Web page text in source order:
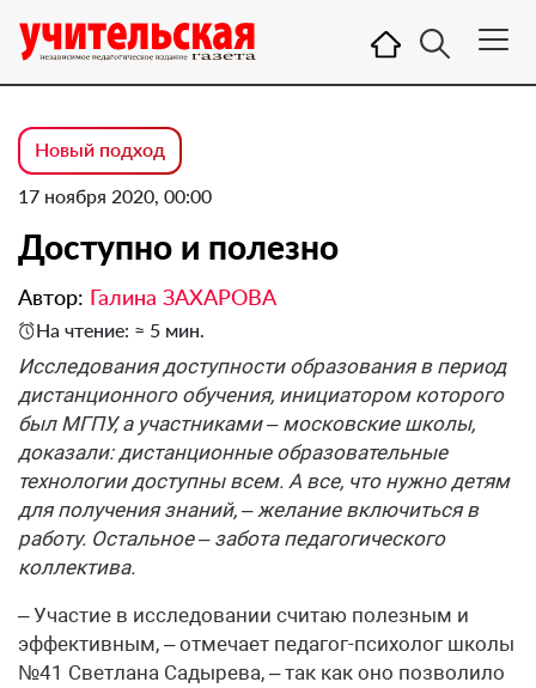
Новый подход
17 ноября 2020, 00:00
Доступно и полезно
Автор: Галина ЗАХАРОВА
На чтение: ≈ 5 мин.
Исследования доступности образования в период
дистанционного обучения, инициатором которого
был МГПУ, а участниками – московские школы,
доказали: дистанционные образовательные
технологии доступны всем. А все, что нужно детям
для получения знаний, – желание включиться в
работу. Остальное – забота педагогического
коллектива.
– Участие в исследовании считаю полезным и
эффективным, – отмечает педагог-психолог школы
№41 Светлана Садырева, – так как оно позволило